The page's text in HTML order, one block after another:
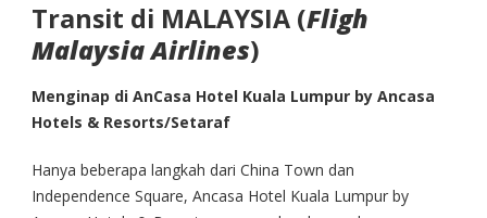
Transit di MALAYSIA (Fligh
Malaysia Airlines)
Menginap di AnCasa Hotel Kuala Lumpur by Ancasa
Hotels & Resorts/Setaraf
Hanya beberapa langkah dari China Town dan
Independence Square, Ancasa Hotel Kuala Lumpur by